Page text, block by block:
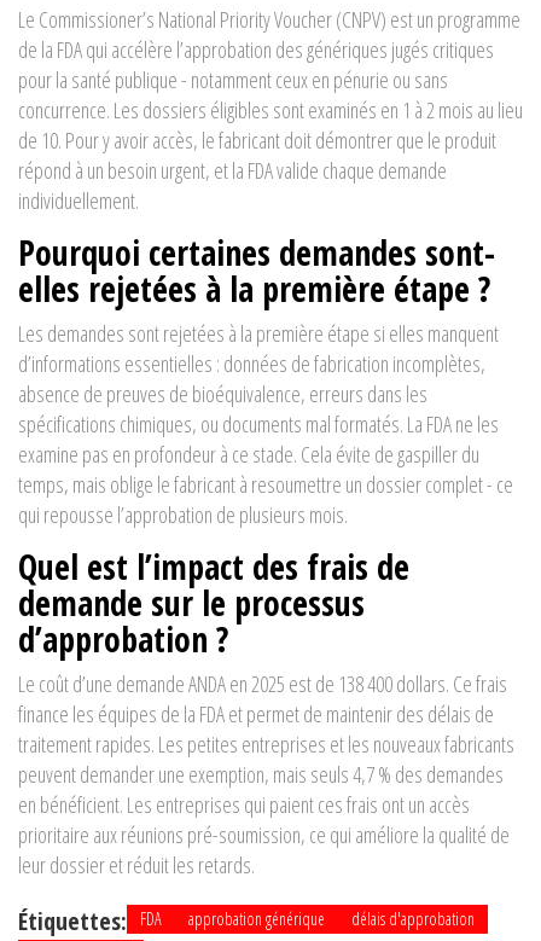
Le Commissioner’s National Priority Voucher (CNPV) est un programme
de la FDA qui accélère l’approbation des génériques jugés critiques
pour la santé publique - notamment ceux en pénurie ou sans
concurrence. Les dossiers éligibles sont examinés en 1 à 2 mois au lieu
de 10. Pour y avoir accès, le fabricant doit démontrer que le produit
répond à un besoin urgent, et la FDA valide chaque demande
individuellement.
Pourquoi certaines demandes sont-
elles rejetées à la première étape ?
Les demandes sont rejetées à la première étape si elles manquent
d’informations essentielles : données de fabrication incomplètes,
absence de preuves de bioéquivalence, erreurs dans les
spécifications chimiques, ou documents mal formatés. La FDA ne les
examine pas en profondeur à ce stade. Cela évite de gaspiller du
temps, mais oblige le fabricant à resoumettre un dossier complet - ce
qui repousse l’approbation de plusieurs mois.
Quel est l’impact des frais de
demande sur le processus
d’approbation ?
Le coût d’une demande ANDA en 2025 est de 138 400 dollars. Ce frais
finance les équipes de la FDA et permet de maintenir des délais de
traitement rapides. Les petites entreprises et les nouveaux fabricants
peuvent demander une exemption, mais seuls 4,7 % des demandes
en bénéficient. Les entreprises qui paient ces frais ont un accès
prioritaire aux réunions pré-soumission, ce qui améliore la qualité de
leur dossier et réduit les retards.
Étiquettes: FDA approbation générique
délais d'approbation